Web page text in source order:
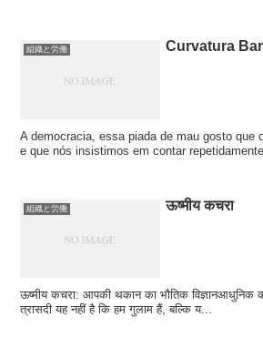
組織と労働 Curvatura
A democracia, essa piada de mau gosto que
e que nós insistimos em contar
組織と労働 ऊष्मीय कचरा
ऊष्मीय कचरा: आपकी थकान का भौतिक विज्ञानआधुनिक
त्रासदी यह नहीं है कि हम गुलाम हैं, बल्कि य...